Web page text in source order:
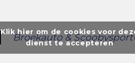
Broekauto &
Klik hier om de cookies voor
dienst te accepteren